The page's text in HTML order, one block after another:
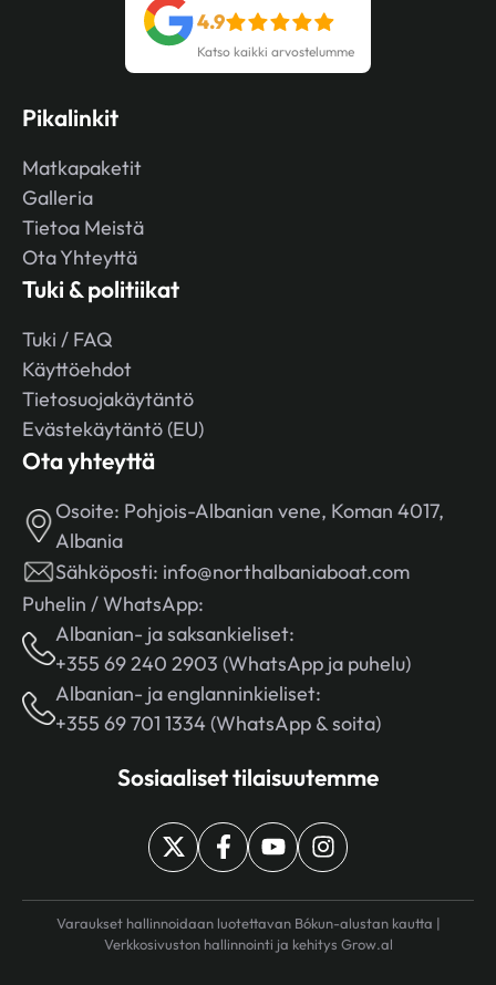
4.9
Katso kaikki arvostelumme
Pikalinkit
Matkapaketit
Galleria
Tietoa Meistä
Ota Yhteyttä
Tuki & politiikat
Tuki / FAQ
Käyttöehdot
Tietosuojakäytäntö
Evästekäytäntö (EU)
Ota yhteyttä
Osoite: Pohjois-Albanian vene, Koman 4017,
Albania
Sähköposti: info@northalbaniaboat.com
Puhelin / WhatsApp:
Albanian- ja saksankieliset:
+355 69 240 2903 (WhatsApp ja puhelu)
Albanian- ja englanninkieliset:
+355 69 701 1334 (WhatsApp & soita)
Sosiaaliset tilaisuutemme
Varaukset hallinnoidaan luotettavan Bókun-alustan kautta |
Verkkosivuston hallinnointi ja kehitys Grow.al